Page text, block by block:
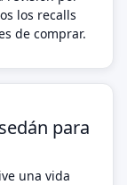
los recalls
de comprar.
para
una vida